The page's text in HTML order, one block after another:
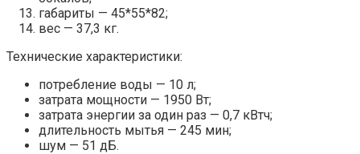
габариты — 45*55*82;
вес — 37,3 кг.
Технические характеристики:
потребление воды — 10 л;
затрата мощности — 1950 Вт;
затрата энергии за один раз — 0,7 кВтч;
длительность мытья — 245 мин;
шум — 51 дБ.